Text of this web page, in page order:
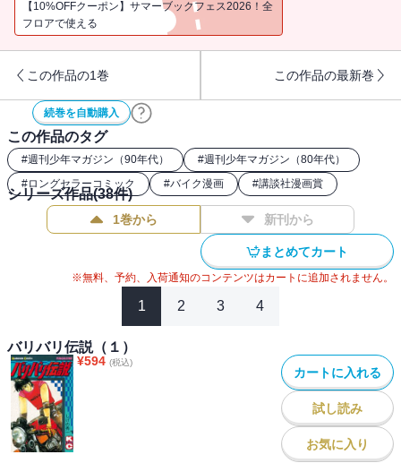
【10%OFFクーポン】サマーブックフェス2026！全
フロアで使える
この作品の1巻 この作品の最新巻
続巻を自動購入
この作品のタグ
#週刊少年マガジン（90年代） #週刊少年マガジン（80年代）
#ロングセラーコミック #バイク漫画 #講談社漫画賞
シリーズ作品(38件)
1巻から 新刊から
まとめてカート
※無料、予約、入荷通知のコンテンツはカートに追加されません。
1 2 3 4
バリバリ伝説（１）
¥594 (税込)
カートに入れる
試し読み
お気に入り